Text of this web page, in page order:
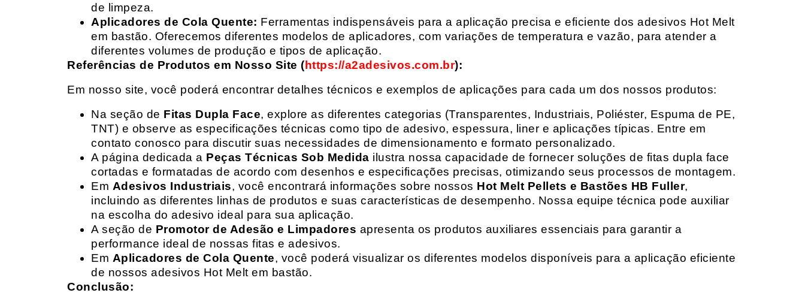
de limpeza.
Aplicadores de Cola Quente: Ferramentas indispensáveis para a aplicação precisa e eficiente dos adesivos Hot Melt
em bastão. Oferecemos diferentes modelos de aplicadores, com variações de temperatura e vazão, para atender a
diferentes volumes de produção e tipos de aplicação.
Referências de Produtos em Nosso Site (https://a2adesivos.com.br):
Em nosso site, você poderá encontrar detalhes técnicos e exemplos de aplicações para cada um dos nossos produtos:
Na seção de Fitas Dupla Face, explore as diferentes categorias (Transparentes, Industriais, Poliéster, Espuma de PE,
TNT) e observe as especificações técnicas como tipo de adesivo, espessura, liner e aplicações típicas. Entre em
contato conosco para discutir suas necessidades de dimensionamento e formato personalizado.
A página dedicada a Peças Técnicas Sob Medida ilustra nossa capacidade de fornecer soluções de fitas dupla face
cortadas e formatadas de acordo com desenhos e especificações precisas, otimizando seus processos de montagem.
Em Adesivos Industriais, você encontrará informações sobre nossos Hot Melt Pellets e Bastões HB Fuller,
incluindo as diferentes linhas de produtos e suas características de desempenho. Nossa equipe técnica pode auxiliar
na escolha do adesivo ideal para sua aplicação.
A seção de Promotor de Adesão e Limpadores apresenta os produtos auxiliares essenciais para garantir a
performance ideal de nossas fitas e adesivos.
Em Aplicadores de Cola Quente, você poderá visualizar os diferentes modelos disponíveis para a aplicação eficiente
de nossos adesivos Hot Melt em bastão.
Conclusão: